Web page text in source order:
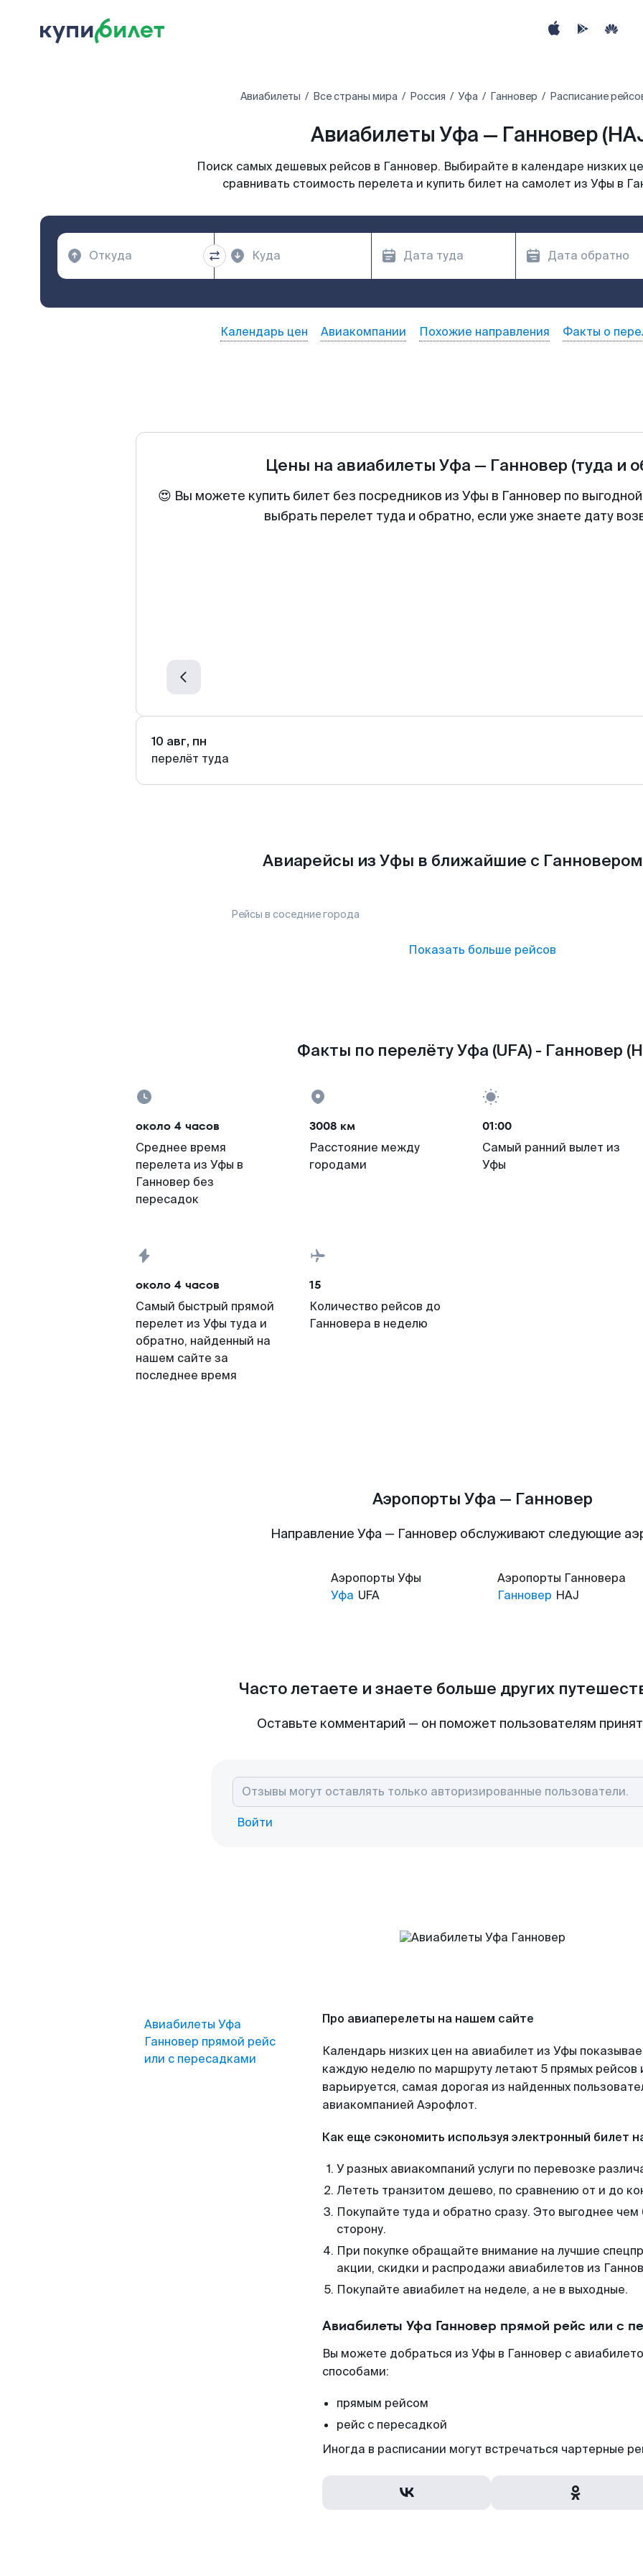
Авиабилеты Все страны мира Россия Уфа Ганновер Расписание
Авиабилеты Уфа — Ганновер
Поиск самых дешевых рейсов в Ганновер. Выбирайте в календаре низких
сравнивать стоимость перелета и купить билет на самолет из Уфы в
Календарь цен Авиакомпании Похожие направления Факты о
Цены на авиабилеты Уфа — Ганновер (туда и
😍 Вы можете купить билет без посредников из Уфы в Ганновер по
выбрать перелет туда и обратно, если уже знаете дату
10 авг, пн
перелёт туда
Авиарейсы из Уфы в ближайшие с Ганновером
Рейсы в соседние города
Показать больше рейсов
Факты по перелёту Уфа (UFA) - Ганновер
около 4 часов
Среднее время
перелета из Уфы в
Ганновер без
пересадок
3008 км
Расстояние между
городами
01:00
Самый ранний вылет из
Уфы
около 4 часов
Самый быстрый прямой
перелет из Уфы туда и
обратно, найденный на
нашем сайте за
последнее время
15
Количество рейсов до
Ганновера в неделю
Аэропорты Уфа — Ганновер
Направление Уфа — Ганновер обслуживают следующие
Аэропорты Уфы
Уфа UFA
Аэропорты Ганновера
Ганновер HAJ
Часто летаете и знаете больше других
Оставьте комментарий — он поможет пользователям
Войти
Авиабилеты Уфа
Ганновер прямой рейс
или с пересадками
Про авиаперелеты на нашем сайте
Календарь низких цен на авиабилет из Уфы
каждую неделю по маршруту летают 5 прямых рейсов
варьируется, самая дорогая из найденных
авиакомпанией Аэрофлот.
Как еще сэкономить используя электронный билет
У разных авиакомпаний услуги по перевозке
Лететь транзитом дешево, по сравнению от и до
Покупайте туда и обратно сразу. Это выгоднее
сторону.
При покупке обращайте внимание на лучшие
акции, скидки и распродажи авиабилетов из
Покупайте авиабилет на неделе, а не в выходные.
Авиабилеты Уфа Ганновер прямой рейс или с
Вы можете добраться из Уфы в Ганновер с
способами:
прямым рейсом
рейс с пересадкой
Иногда в расписании могут встречаться чартерные